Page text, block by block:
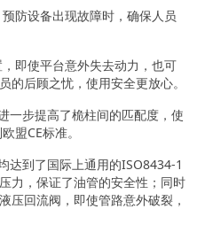
防设备出现故障时，确保人员
即使平台意外失去动力，也可
的后顾之忧，使用安全更放心。
步提高了桅柱间的匹配度，使
盟CE标准。
到了国际上通用的ISO8434-1
力，保证了油管的安全性；同时
压回流阀，即使管路意外破裂，